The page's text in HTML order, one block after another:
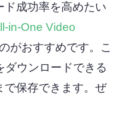
成功率を高めたい
in-One Video
がおすすめです。こ
ダウンロードできる
で保存できます。ぜ